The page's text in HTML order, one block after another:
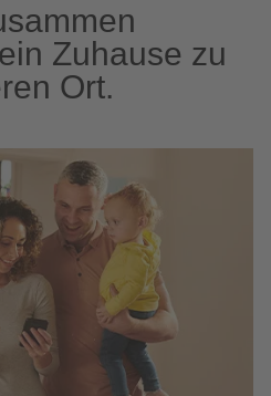
Zuhause zu
Ort.